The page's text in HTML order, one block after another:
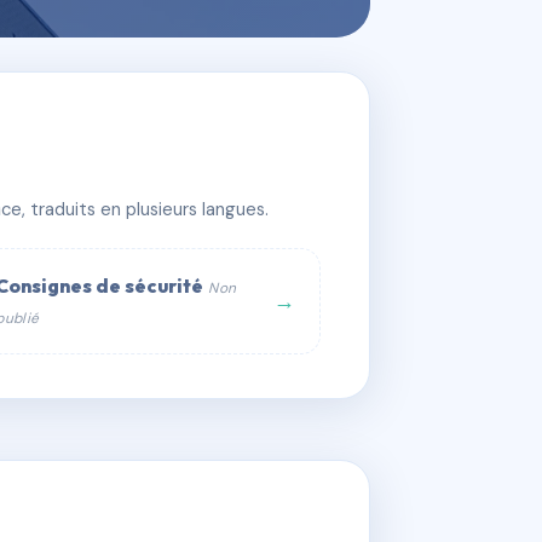
traduits en plusieurs langues.
de sécurité Non
→